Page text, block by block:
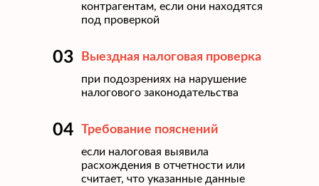
контрагентам, если они находятся
под проверкой
при подозрениях на нарушение
налогового законодательства
Выездная налоговая проверка
03
04 Требование пояснений
если налоговая выявила
расхождения в отчетности или
считает, что указанные данные